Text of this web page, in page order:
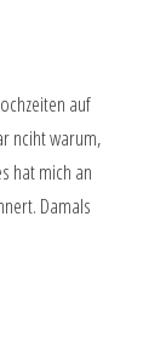
auf
nciht warum,
hat mich an
Damals